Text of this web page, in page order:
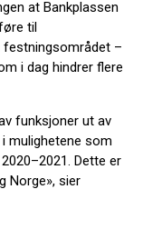
at Bankplassen
til
festningsområdet –
i dag hindrer flere
funksjoner ut av
mulighetene som
Dette er
Norge», sier